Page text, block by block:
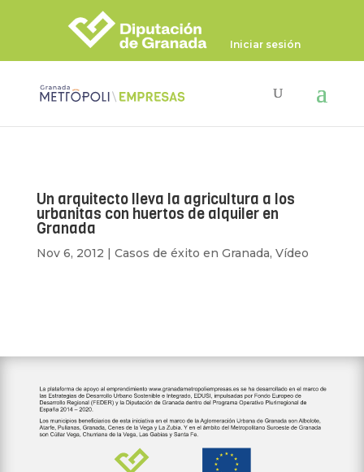
Iniciar sesión
Un arquitecto lleva la agricultura a los
urbanitas con huertos de alquiler en
Granada
Nov 6, 2012 | Casos de éxito en Granada, Vídeo